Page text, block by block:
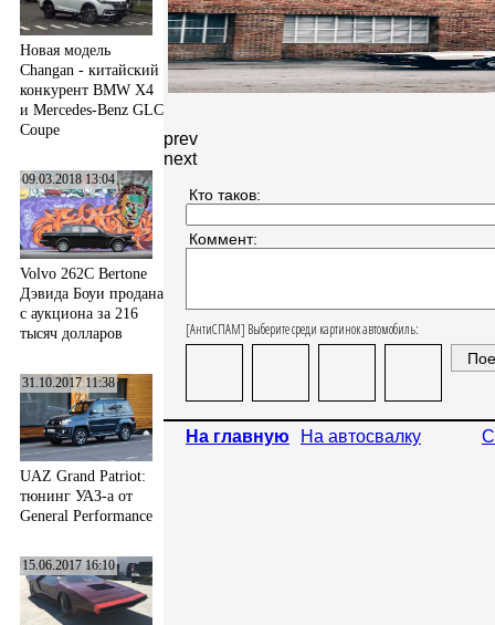
Новая модель
Changan - китайский
конкурент BMW X4
и Mercedes-Benz GLC
Coupe
09.03.2018 13:04
Volvo 262C Bertone
Дэвида Боуи продана
с аукциона за 216
тысяч долларов
31.10.2017 11:38
UAZ Grand Patriot:
тюнинг УАЗ-а от
General Performance
15.06.2017 16:10
prev
next
Кто таков:
Коммент:
[АнтиСПАМ] Выберите среди картинок автомобиль:
На главную На автосвалку